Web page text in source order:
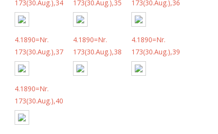
173(30.Aug.),34 173(30.Aug.),35 173(30.Aug.),36
4.1890=Nr.
173(30.Aug.),37
4.1890=Nr.
173(30.Aug.),38
4.1890=Nr.
173(30.Aug.),39
4.1890=Nr.
173(30.Aug.),40